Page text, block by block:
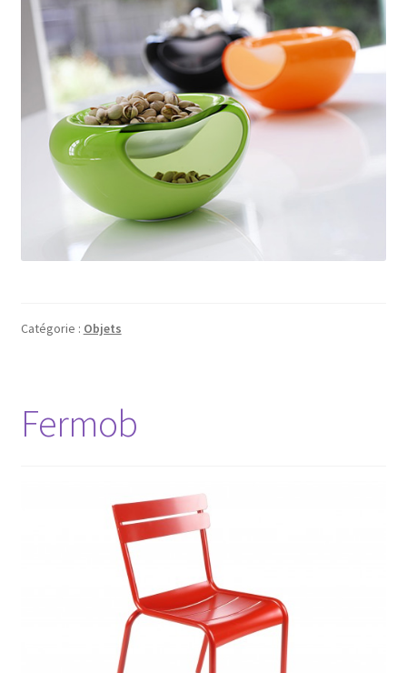
Catégorie : Objets
Fermob